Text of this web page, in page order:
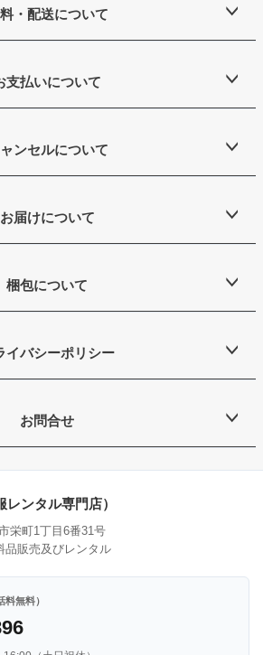
・配送について
支払いについて
ンセルについて
お届けについて
梱包について
イバシーポリシー
お問合せ
ンタル専門店）
栄町1丁目6番31号
品販売及びレンタル
無料）